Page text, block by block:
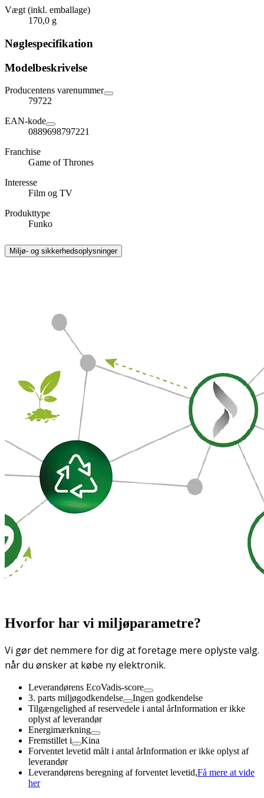
Vægt (inkl. emballage)
170,0 g
Nøglespecifikation
Modelbeskrivelse
Producentens varenummer
79722
EAN-kode
0889698797221
Franchise
Game of Thrones
Interesse
Film og TV
Produkttype
Funko
Miljø- og sikkerhedsoplysninger
Hvorfor har vi miljøparametre?
Vi gør det nemmere for dig at foretage mere oplyste valg.
når du ønsker at købe ny elektronik.
Leverandørens EcoVadis-score
3. parts miljøgodkendelse
Ingen godkendelse
Tilgængelighed af reservedele i antal årInformation er ikke
oplyst af leverandør
Energimærkning
Fremstillet i
Kina
Forventet levetid målt i antal årInformation er ikke oplyst af
leverandør
Leverandørens beregning af forventet levetid,Få mere at vide
her